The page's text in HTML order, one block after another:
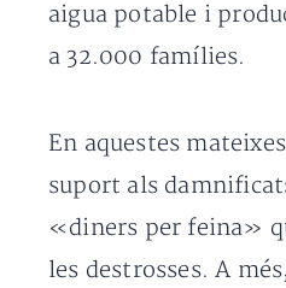
aigua potable i
a 32.000 famílies.
En aquestes
suport als
«diners per feina»
les destrosses. A